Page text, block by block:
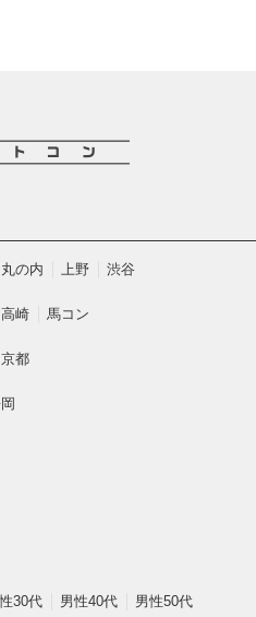
丸の内 上野 渋谷
高崎 馬コン
京都
30代 男性40代
男性50代